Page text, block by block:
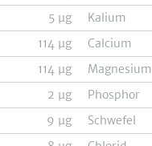
5 µg
114 µg
114 µg
2 µg
9 µg
Kalium
Calcium
Magnesium
Phosphor
Schwefel